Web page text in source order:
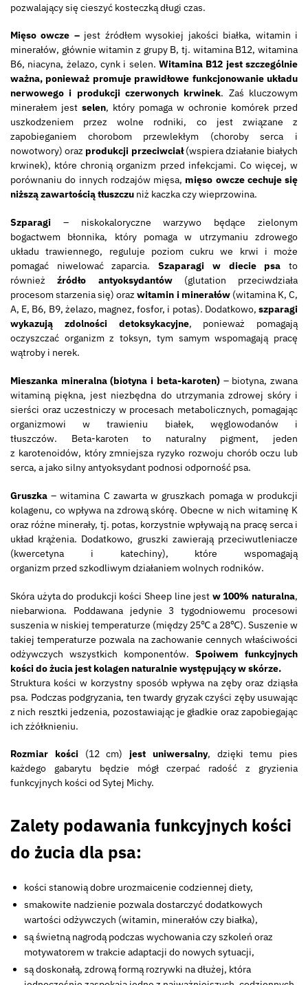
pozwalający się cieszyć kosteczką długi czas.
Mięso owcze –jest źródłem wysokiej jakości białka, witamin i
minerałów, głównie witamin z grupy B, tj. witamina B12, witamina
B6, niacyna, żelazo, cynk i selen. Witamina B12 jest szczególnie
ważna, ponieważ promuje prawidłowe funkcjonowanie układu
nerwowego i produkcji czerwonych krwinek. Zaś kluczowym
minerałem jest selen, który pomaga w ochronie komórek przed
uszkodzeniem przez wolne rodniki, co jest związane z
zapobieganiem chorobom przewlekłym (choroby serca i
nowotwory) oraz produkcji przeciwciał(wspiera działanie białych
krwinek), które chronią organizm przed infekcjami. Co więcej, w
porównaniu do innych rodzajów mięsa, mięso owcze cechuje się
niższą zawartością tłuszczu niż kaczka czy wieprzowina.
Szparagi – niskokaloryczne warzywo będące zielonym
bogactwem błonnika, który pomaga w utrzymaniu zdrowego
układu trawiennego, reguluje poziom cukru we krwi i może
pomagać niwelować zaparcia.Szaparagi w diecie psa to
równieżźródło antyoksydantów(glutation przeciwdziała
procesom starzenia się) orazwitamin i minerałów(witamina K, C,
A, E, B6, B9, żelazo, magnez, fosfor, i potas). Dodatkowo, szparagi
wykazują zdolności detoksykacyjne, ponieważ pomagają
oczyszczać organizm z toksyn, tym samym wspomagają pracę
wątroby i nerek.
Mieszanka mineralna (biotyna i beta-karoten) – biotyna, zwana
witaminą piękna, jest niezbędna do utrzymania zdrowej skóry i
sierści oraz uczestniczy w procesach metabolicznych, pomagając
organizmowi w trawieniu białek, węglowodanów i
tłuszczów. Beta-karoten to naturalny pigment, jeden
z karotenoidów, który zmniejsza ryzyko rozwoju chorób oczu lub
serca, a jako silny antyoksydant podnosi odporność psa.
Gruszka– witamina C zawarta w gruszkach pomaga w produkcji
kolagenu, co wpływa na zdrową skórę. Obecne w nich witaminę K
oraz różne minerały, tj. potas, korzystnie wpływają na pracę serca i
układ krążenia. Dodatkowo, gruszki zawierają przeciwutleniacze
(kwercetyna i katechiny), które wspomagają
organizm przed szkodliwym działaniem wolnych rodników.
Skóra użyta do produkcji kości Sheep line jest w 100% naturalna,
niebarwiona. Poddawana jedynie 3 tygodniowemu procesowi
suszenia w niskiej temperaturze (między 25℃ a 28℃). Suszenie w
takiej temperaturze pozwala na zachowanie cennych właściwości
odżywczych wszystkich komponentów. Spoiwem funkcyjnych
kości do żucia jest kolagen naturalnie występujący w skórze.
Struktura kości w korzystny sposób wpływa na zęby oraz dziąsła
psa. Podczas podgryzania, ten twardy gryzak czyści zęby usuwając
z nich resztki jedzenia, pozostawiając je gładkie oraz zapobiegając
ich zżółknieniu.
Rozmiar kości(12 cm) jest uniwersalny, dzięki temu pies
każdego gabarytu będzie mógł czerpać radość z gryzienia
funkcyjnych kości od Sytej Michy.
Zalety podawania funkcyjnych kości
do żucia dla psa:
kości stanowią dobre urozmaicenie codziennej diety,
smakowite nadzienie pozwala dostarczyć dodatkowych
wartości odżywczych (witamin, minerałów czy białka),
są świetną nagrodą podczas wychowania czy szkoleń oraz
motywatorem w trakcie adaptacji do nowych sytuacji,
są doskonałą, zdrową formą rozrywki na dłużej, która